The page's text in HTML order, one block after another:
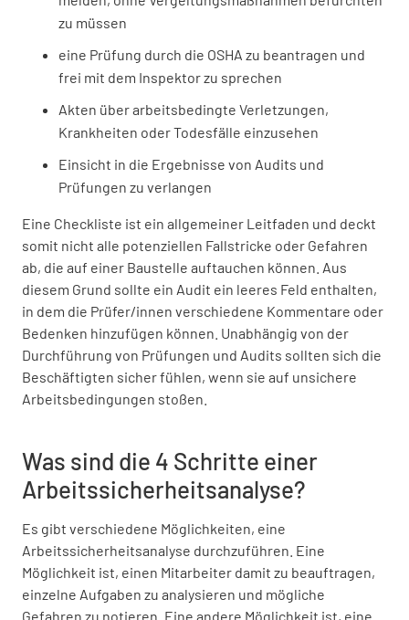
zu müssen
eine Prüfung durch die OSHA zu beantragen und
frei mit dem Inspektor zu sprechen
Akten über arbeitsbedingte Verletzungen,
Krankheiten oder Todesfälle einzusehen
Einsicht in die Ergebnisse von Audits und
Prüfungen zu verlangen
Eine Checkliste ist ein allgemeiner Leitfaden und deckt
somit nicht alle potenziellen Fallstricke oder Gefahren
ab, die auf einer Baustelle auftauchen können. Aus
diesem Grund sollte ein Audit ein leeres Feld enthalten,
in dem die Prüfer/innen verschiedene Kommentare oder
Bedenken hinzufügen können. Unabhängig von der
Durchführung von Prüfungen und Audits sollten sich die
Beschäftigten sicher fühlen, wenn sie auf unsichere
Arbeitsbedingungen stoßen.
Was sind die 4 Schritte einer
Arbeitssicherheitsanalyse?
Es gibt verschiedene Möglichkeiten, eine
Arbeitssicherheitsanalyse durchzuführen. Eine
Möglichkeit ist, einen Mitarbeiter damit zu beauftragen,
einzelne Aufgaben zu analysieren und mögliche
Gefahren zu notieren. Eine andere Möglichkeit ist, eine